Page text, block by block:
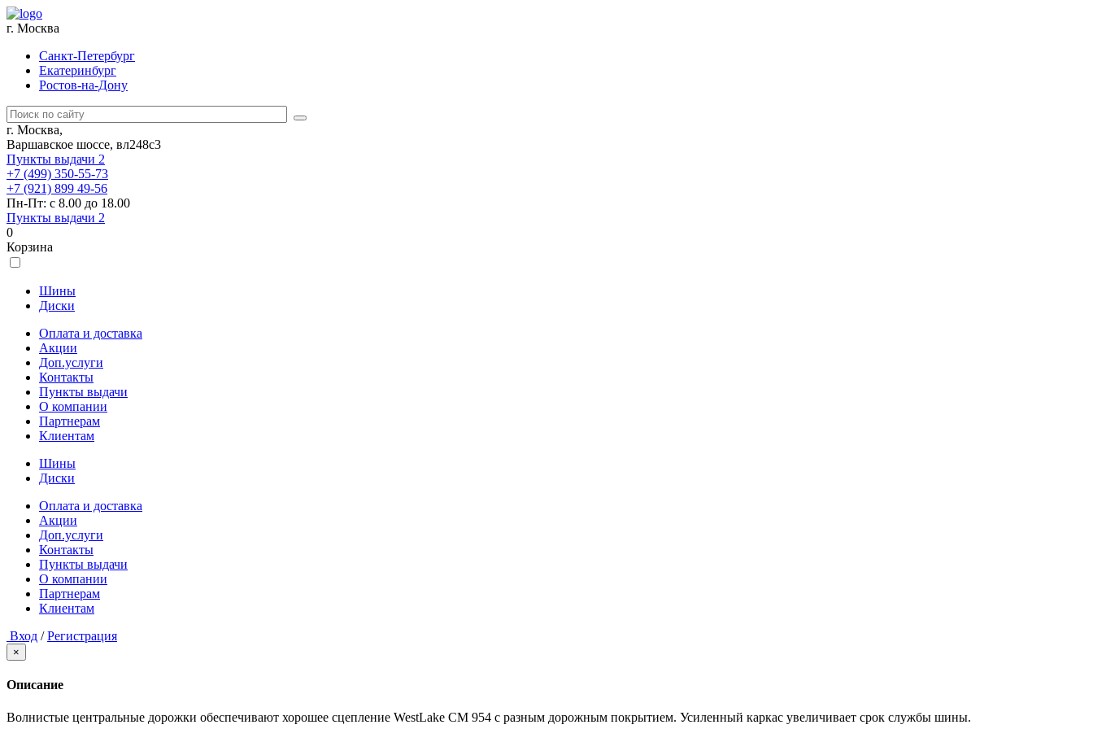
г. Москва
Санкт-Петербург
Екатеринбург
Ростов-на-Дону
г. Москва,
Варшавское шоссе, вл248с3
Пункты выдачи 2
+7 (499) 350-55-73
+7 (921) 899 49-56
Пн-Пт: с 8.00 до 18.00
Пункты выдачи 2
0
Корзина
Шины
Диски
Оплата и доставка
Акции
Доп.услуги
Контакты
Пункты выдачи
О компании
Партнерам
Клиентам
Шины
Диски
Оплата и доставка
Акции
Доп.услуги
Контакты
Пункты выдачи
О компании
Партнерам
Клиентам
Вход / Регистрация
×
Описание
Волнистые центральные дорожки обеспечивают хорошее сцепление WestLake СM 954 с разным дорожным покрытием. Усиленный каркас увеличивает срок службы шины.